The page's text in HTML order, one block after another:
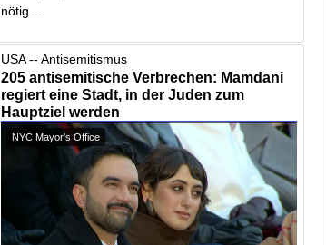
nötig....
USA -- Antisemitismus
205 antisemitische Verbrechen: Mamdani
regiert eine Stadt, in der Juden zum
Hauptziel werden
NYC Mayor's Office